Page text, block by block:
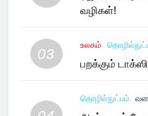
வழிகள்!
03
உலகம்
பறக்கும்
தொழில்நுட்பம்